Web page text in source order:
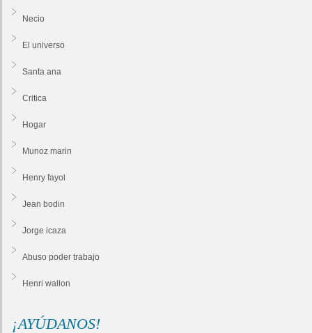
Necio
El universo
Santa ana
Critica
Hogar
Munoz marin
Henry fayol
Jean bodin
Jorge icaza
Abuso poder trabajo
Henri wallon
¡AYÚDANOS!